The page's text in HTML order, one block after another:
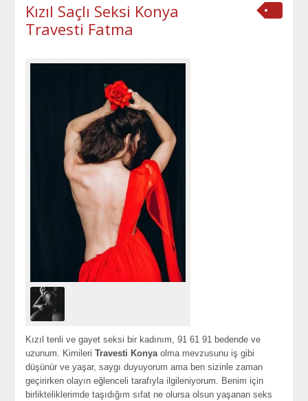
Kızıl Saçlı Seksi Konya
Travesti Fatma
Kızıl tenli ve gayet seksi bir kadınım, 91 61 91 bedende ve
uzunum. KimileriTravesti Konyaolma mevzusunu iş gibi
düşünür ve yaşar, saygı duyuyorum ama ben sizinle zaman
geçirirken olayın eğlenceli tarafıyla ilgileniyorum. Benim için
birlikteliklerimde taşıdığım sıfat ne olursa olsun yaşanan seks